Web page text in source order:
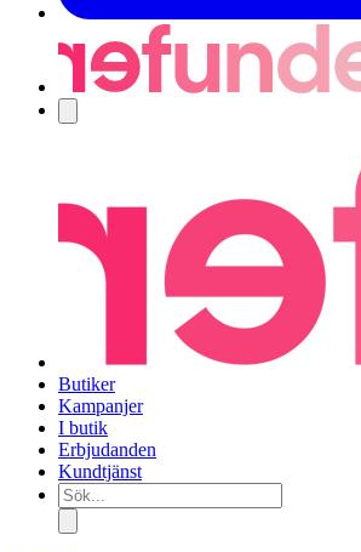
Butiker
Kampanjer
I butik
Erbjudanden
Kundtjänst
Sök...